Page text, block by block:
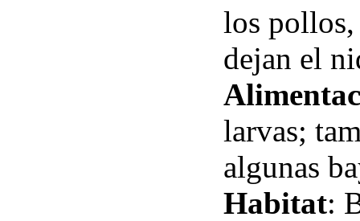
los pollos,
dejan el
larvas;
algunas
Habitat: